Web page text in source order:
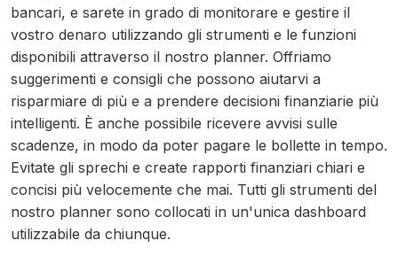
bancari, e sarete in grado di monitorare e gestire il
vostro denaro utilizzando gli strumenti e le funzioni
disponibili attraverso il nostro planner. Offriamo
suggerimenti e consigli che possono aiutarvi a
risparmiare di più e a prendere decisioni finanziarie più
intelligenti. È anche possibile ricevere avvisi sulle
scadenze, in modo da poter pagare le bollette in tempo.
Evitate gli sprechi e create rapporti finanziari chiari e
concisi più velocemente che mai. Tutti gli strumenti del
nostro planner sono collocati in un'unica dashboard
utilizzabile da chiunque.